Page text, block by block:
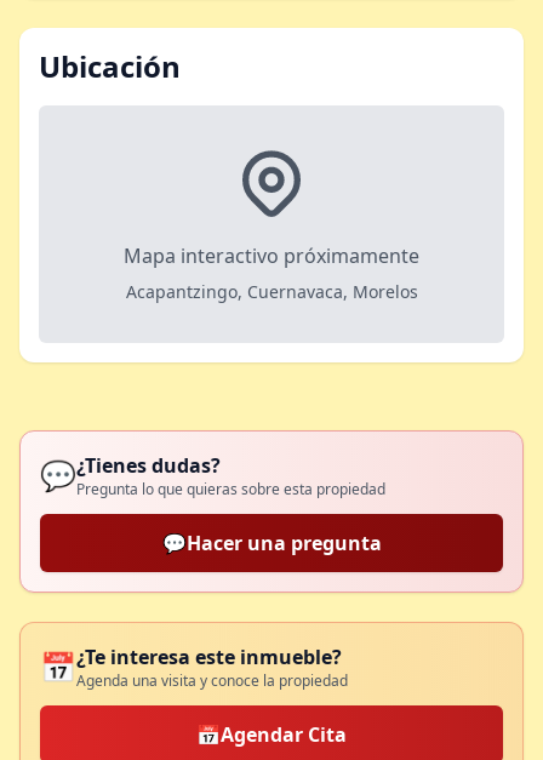
Ubicación
Mapa interactivo próximamente
Acapantzingo, Cuernavaca, Morelos
💬¿Tienes dudas?
Pregunta lo que quieras sobre esta propiedad
💬Hacer una pregunta
📅¿Te interesa este inmueble?
Agenda una visita y conoce la propiedad
📅Agendar Cita